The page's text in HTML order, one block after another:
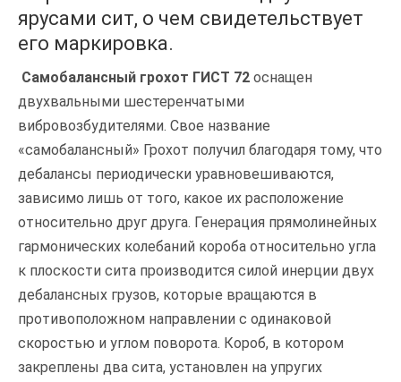
ярусами сит, о чем свидетельствует
его маркировка.
Самобалансный грохот ГИСТ 72 оснащен
двухвальными шестеренчатыми
вибровозбудителями. Свое название
«самобалансный» Грохот получил благодаря тому, что
дебалансы периодически уравновешиваются,
зависимо лишь от того, какое их расположение
относительно друг друга. Генерация прямолинейных
гармонических колебаний короба относительно угла
к плоскости сита производится силой инерции двух
дебалансных грузов, которые вращаются в
противоположном направлении с одинаковой
скоростью и углом поворота. Короб, в котором
закреплены два сита, установлен на упругих